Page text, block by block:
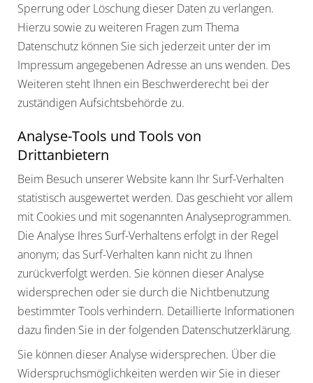
Sperrung oder Löschung dieser Daten zu verlangen.
Hierzu sowie zu weiteren Fragen zum Thema
Datenschutz können Sie sich jederzeit unter der im
Impressum angegebenen Adresse an uns wenden. Des
Weiteren steht Ihnen ein Beschwerderecht bei der
zuständigen Aufsichtsbehörde zu.
Analyse-Tools und Tools von
Drittanbietern
Beim Besuch unserer Website kann Ihr Surf-Verhalten
statistisch ausgewertet werden. Das geschieht vor allem
mit Cookies und mit sogenannten Analyseprogrammen.
Die Analyse Ihres Surf-Verhaltens erfolgt in der Regel
anonym; das Surf-Verhalten kann nicht zu Ihnen
zurückverfolgt werden. Sie können dieser Analyse
widersprechen oder sie durch die Nichtbenutzung
bestimmter Tools verhindern. Detaillierte Informationen
dazu finden Sie in der folgenden Datenschutzerklärung.
Sie können dieser Analyse widersprechen. Über die
Widerspruchsmöglichkeiten werden wir Sie in dieser